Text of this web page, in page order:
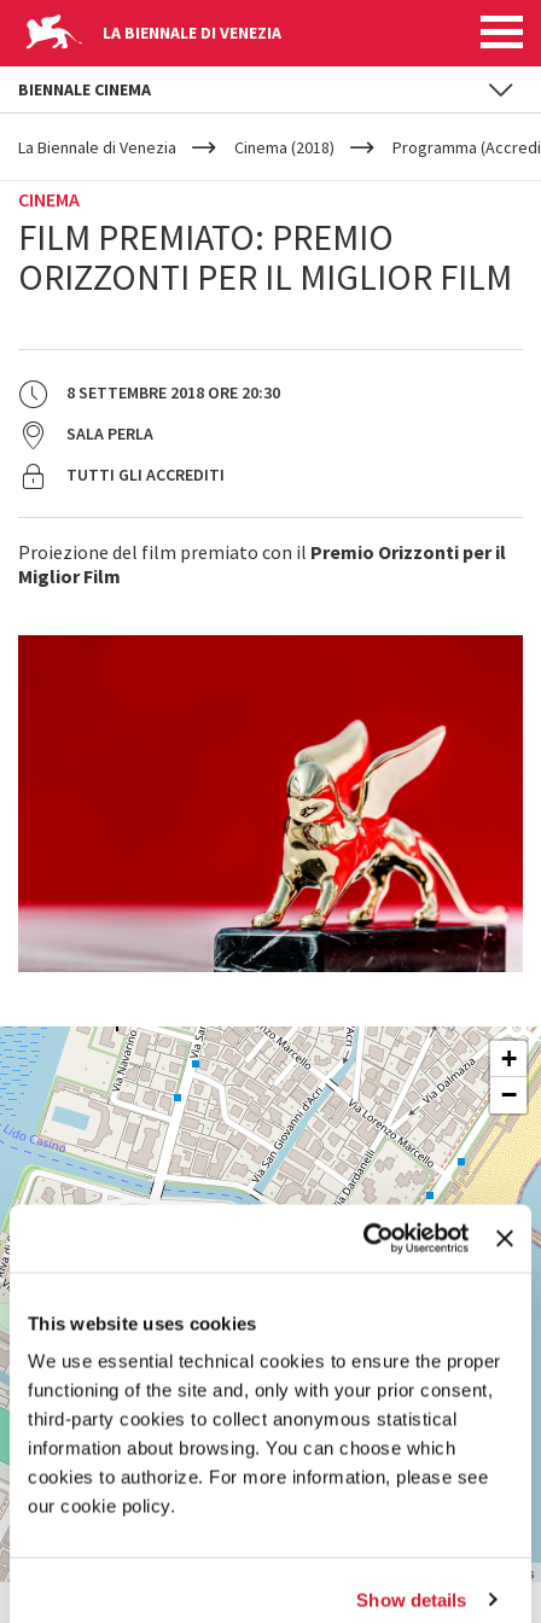
This website uses cookies
We use essential technical cookies to ensure the proper
functioning of the site and, only with your prior consent,
third-party cookies to collect anonymous statistical
information about browsing. You can choose which
cookies to authorize. For more information, please see
our cookie policy.
Show details
LA BIENNALE DI VENEZIA
YOUR
ARE
La Biennale di Venezia Cinema (2018) Programma
CINEMA
FILM PREMIATO: PREMIO
ORIZZONTI PER IL MIGLIOR FILM
8 SETTEMBRE 2018 ORE 20:30
SALA PERLA
TUTTI GLI ACCREDITI
Proiezione del film premiato con il Premio Orizzonti per il
Miglior Film
SALA
PERLA
LUNGOMARE
MARCONI
30126
LIDO
VENEZIA
TEL.
0415218711
info@labiennale.org
SCOPRI LA SEDE
+
−
contributors
BIENNALE CINEMA